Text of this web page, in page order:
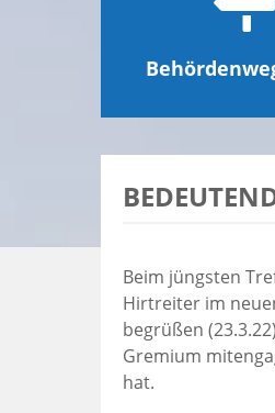
Beim jüngsten
Hirtreiter im
begrüßen
Gremium
hat.